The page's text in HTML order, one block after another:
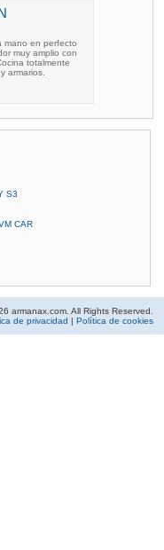
mano en perfecto
muy amplio con
totalmente
armarios.
S3
CAR
armanax.com. All Rights Reserved.
de privacidad | Política de cookies